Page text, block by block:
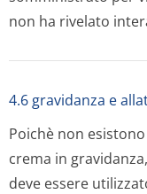
non ha rivelato
4.6 gravidanza e
Poichè non
crema in
deve essere